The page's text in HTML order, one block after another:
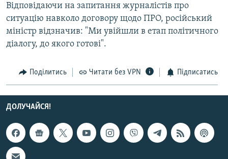
Відповідаючи на запитання журналістів про
ситуацію навколо договору щодо ПРО, російський
міністр відзначив: "Ми увійшли в етап політичного
діалогу, до якого готові".
Поділитись Читати без VPN Підписатись
ДОЛУЧАЙСЯ!